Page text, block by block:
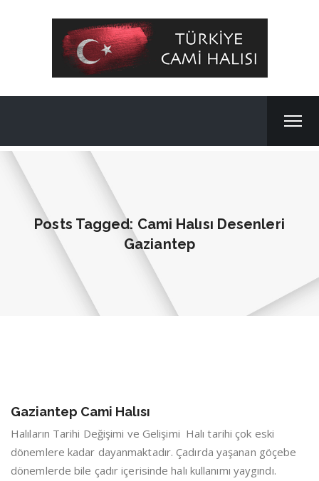
Posts Tagged: Cami Halısı Desenleri
Gaziantep
Gaziantep Cami Halısı
Halıların Tarihi Değişimi ve Gelişimi Halı tarihi çok eski
dönemlere kadar dayanmaktadır. Çadırda yaşanan göçebe
dönemlerde bile çadır içerisinde halı kullanımı yaygındı.